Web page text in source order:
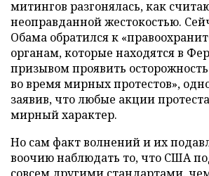
митингов разгонялась, как
неоправданной жестокостью.
Обама обратился к
органам, которые находятся в
призывом проявить
во время мирных протестов»,
заявив, что любые акции
мирный характер.
Но сам факт волнений и их
воочию наблюдать то, что США